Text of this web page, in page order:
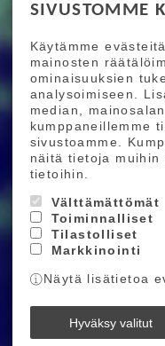
SIVUSTOMME
Käytämme
mainosten
ominaisuuksien
analysoimiseen.
median,
kumppaneillemme
sivustoamme.
näitä tietoja
tietoihin.
Välttämättömät
Toiminnalliset
Tilastolliset
Markkinointi
Näytä lisätietoa
Hyväksy valitut
Ride More –
Helsingissä
TILAA
Tilaamalla
suoraan
Hyväksyn
Ride More © 2026